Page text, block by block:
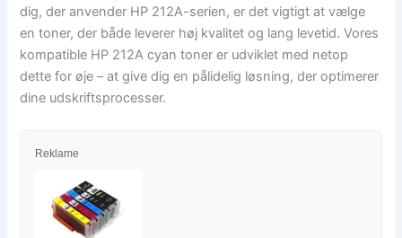
dig, der anvender HP 212A-serien, er det vigtigt at vælge
en toner, der både leverer høj kvalitet og lang levetid. Vores
kompatible HP 212A cyan toner er udviklet med netop
dette for øje – at give dig en pålidelig løsning, der optimerer
dine udskriftsprocesser.
Reklame